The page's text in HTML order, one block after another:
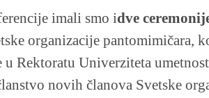
imali smo idve
organizacije pantomimičara,
u Rektoratu Univerziteta
novih članova Svetske